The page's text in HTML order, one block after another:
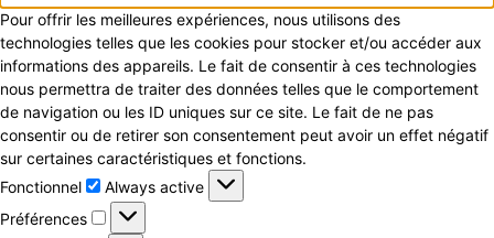
Pour offrir les meilleures expériences, nous utilisons des
technologies telles que les cookies pour stocker et/ou accéder aux
informations des appareils. Le fait de consentir à ces technologies
nous permettra de traiter des données telles que le comportement
de navigation ou les ID uniques sur ce site. Le fait de ne pas
consentir ou de retirer son consentement peut avoir un effet négatif
sur certaines caractéristiques et fonctions.
Fonctionnel
Fonctionnel
Always active
Préférences
Préférences